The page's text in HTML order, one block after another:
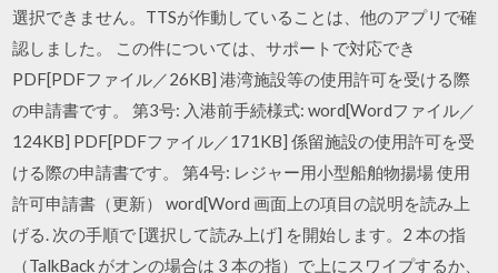
選択できません。TTSが作動していることは、他のアプリで確
認しました。 この件については、サポートで対応でき
PDF[PDFファイル／26KB] 港湾施設等の使用許可を受ける際
の申請書です。 第3号: 入港前手続様式: word[Wordファイル／
124KB] PDF[PDFファイル／171KB] 係留施設の使用許可を受
ける際の申請書です。 第4号: レジャー用小型船舶物揚場 使用
許可申請書（更新） word[Word 画面上の項目の説明を読み上
げる. 次の手順で [選択して読み上げ] を開始します。2 本の指
（TalkBack がオンの場合は 3 本の指）で上にスワイプするか、